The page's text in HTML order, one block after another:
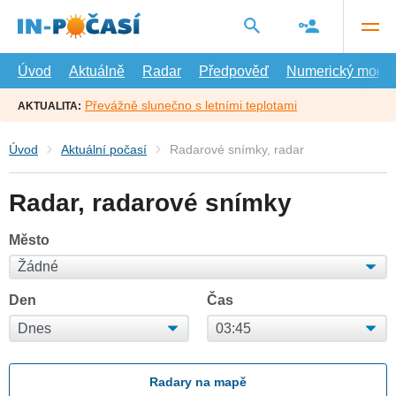
hlavní
Úvod
Aktuálně Radar Předpověď Numerický model
AKTUALITA: Převážně slunečno s letními teplotami
Úvod Aktuální počasí Radarové snímky, radar
Radar, radarové snímky
Město
Den Čas
Radary na mapě